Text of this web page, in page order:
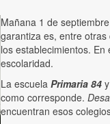
Mañana 1 de
garantiza es, entre
los establecimientos.
escolaridad.
La escuela Primaria 84
como corresponde.
encuentran esos